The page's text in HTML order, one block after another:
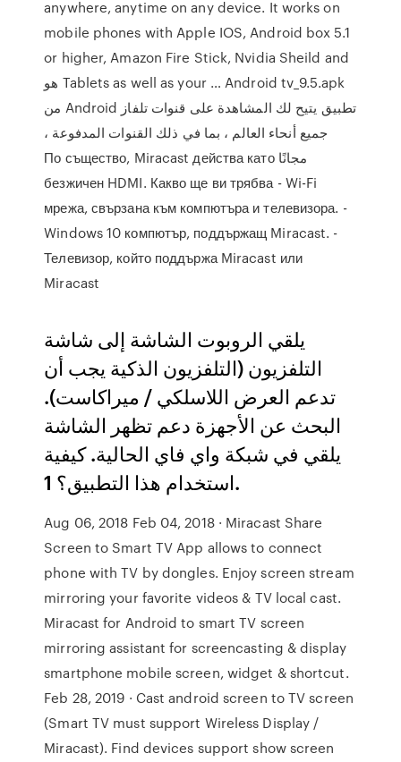
anywhere, anytime on any device. It works on
mobile phones with Apple IOS, Android box 5.1
or higher, Amazon Fire Stick, Nvidia Sheild and
Tablets as well as your … Android tv_9.5.apk هو
تطبيق يتيح لك المشاهدة على قنوات تلفاز Android من
جميع أنحاء العالم ، بما في ذلك القنوات المدفوعة ،
مجانًا По същество, Miracast действа като
безжичен HDMI. Какво ще ви трябва - Wi-Fi
мрежа, свързана към компютъра и телевизора. -
Windows 10 компютър, поддържащ Miracast. -
Телевизор, който поддържа Miracast или
Miracast
يلقي الروبوت الشاشة إلى شاشة
التلفزيون (التلفزيون الذكية يجب أن
تدعم العرض اللاسلكي / ميراكاست).
البحث عن الأجهزة دعم تظهر الشاشة
يلقي في شبكة واي فاي الحالية. كيفية
استخدام هذا التطبيق؟ 1.
Aug 06, 2018 Feb 04, 2018 · Miracast Share
Screen to Smart TV App allows to connect
phone with TV by dongles. Enjoy screen stream
mirroring your favorite videos & TV local cast.
Miracast for Android to smart TV screen
mirroring assistant for screencasting & display
smartphone mobile screen, widget & shortcut.
Feb 28, 2019 · Cast android screen to TV screen
(Smart TV must support Wireless Display /
Miracast). Find devices support show screen